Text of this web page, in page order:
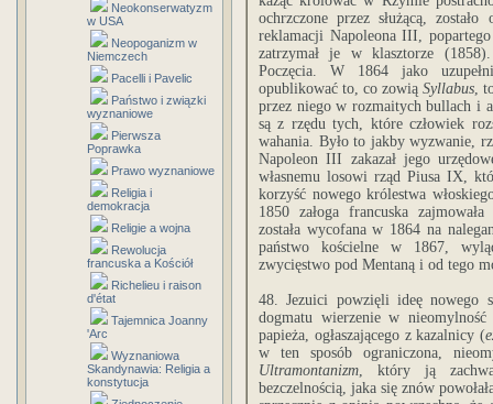
Neokonserwatyzm
w USA
Neopoganizm w
Niemczech
Pacelli i Pavelic
Państwo i związki
wyznaniowe
Pierwsza
Poprawka
Prawo wyznaniowe
Religia i
demokracja
Religie a wojna
Rewolucja
francuska a Kościół
Richelieu i raison
d'état
Tajemnica Joanny
'Arc
Wyznaniowa
Skandynawia: Religia a
konstytucja
ochrzczone przez służącą,
reklamacji Napoleona III,
zatrzymał je w klasztorze
Poczęcia. W 1864 jako
opublikować to, co zowią Syllabus,
przez niego w rozmaitych bullach i
są z rzędu tych, które człowiek
wahania. Było to jakby wyzwanie,
Napoleon III zakazał jego
własnemu losowi rząd Piusa IX,
korzyść nowego królestwa
1850 załoga francuska
została wycofana w 1864 na
państwo kościelne w 1867,
zwycięstwo pod Mentaną i od tego
48. Jezuici powzięli ideę nowego
dogmatu wierzenie w
papieża, ogłaszającego z kazalnicy (
w ten sposób ograniczona,
Ultramontanizm, który ją
bezczelnością, jaka się znów